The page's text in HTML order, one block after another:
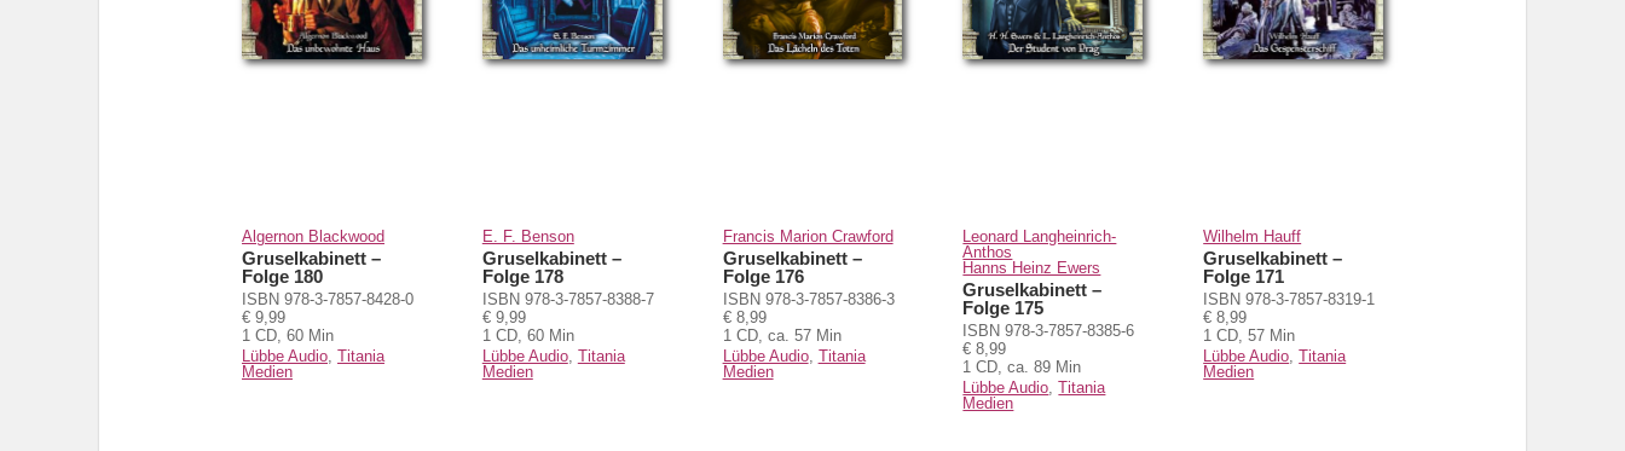
Algernon Blackwood
Gruselkabinett –
Folge 180
ISBN 978-3-7857-8428-0
€ 9,99
1 CD, 60 Min
Lübbe Audio Titania
Medien
E. F. Benson
Gruselkabinett –
Folge 178
ISBN 978-3-7857-8388-7
€ 9,99
1 CD, 60 Min
Lübbe Audio, Titania
Medien
Francis Marion Crawford
Gruselkabinett –
Folge 176
ISBN 978-3-7857-8386-3
€ 8,99
1 CD, ca. 57 Min
Lübbe Audio, Titania
Medien
Leonard Langheinrich-
Anthos
Hanns Heinz Ewers
Gruselkabinett –
Folge 175
ISBN 978-3-7857-8385-6
€ 8,99
1 CD, ca. 89 Min
Lübbe Audio ,Titania
Medien
Wilhelm Hauff
Gruselkabinett –
Folge 171
ISBN 978-3-7857-8319-1
€ 8,99
1 CD, 57 Min
Lübbe Audio ,Titania
Medien